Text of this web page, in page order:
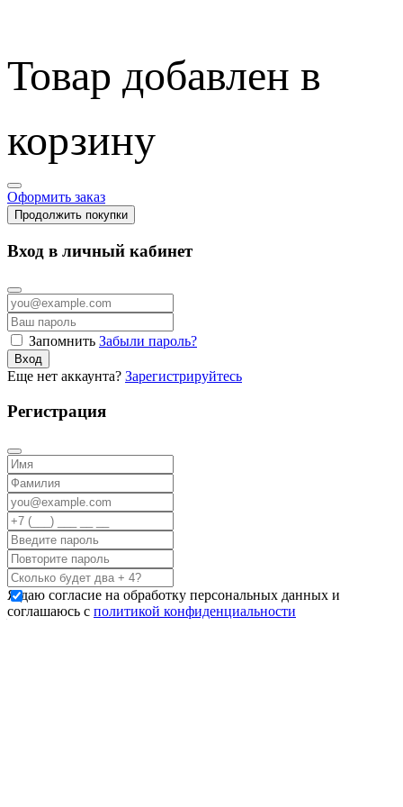
Товар добавлен в
корзину
Оформить заказ
Продолжить покупки
Вход в личный кабинет
Запомнить Забыли пароль?
Вход
Еще нет аккаунта? Зарегистрируйтесь
Регистрация
Я даю согласие на обработку персональных данных и
соглашаюсь с политикой конфиденциальности